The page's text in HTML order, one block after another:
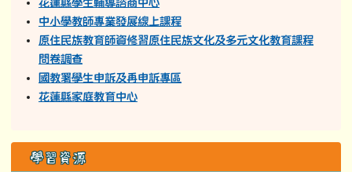
花蓮縣學生輔導諮商中心
中小學教師專業發展線上課程
原住民族教育師資修習原住民族文化及多元文化教育課程
問卷調查
國教署學生申訴及再申訴專區
花蓮縣家庭教育中心
學習資源